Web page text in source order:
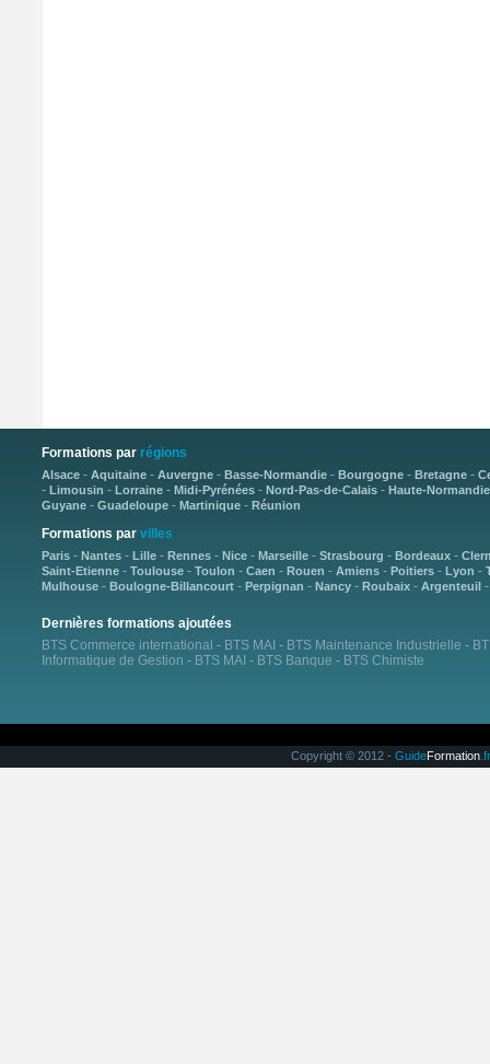
Formations par régions
Alsace- Aquitaine- Auvergne- Basse-Normandie- Bourgogne- Bretagne-
- Limousin - Lorraine- Midi-Pyrénées- Nord-Pas-de-Calais- Haute-Normandie
Guyane- Guadeloupe- Martinique- Réunion
Formations par villes
Paris- Nantes- Lille- Rennes- Nice- Marseille- Strasbourg - Bordeaux-
Saint-Etienne- Toulouse- Toulon - Caen - Rouen - Amiens- Poitiers- Lyon -
Mulhouse- Boulogne-Billancourt- Perpignan - Nancy- Roubaix- Argenteuil
Dernières formations ajoutées
BTS Commerce international - BTS MAI - BTS Maintenance Industrielle -
Informatique de Gestion - BTS MAI - BTS Banque - BTS Chimiste
Copyright © 2012 - GuideFormation.fr